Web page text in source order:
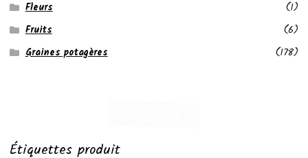
Fleurs
(1)
Fruits
(6)
Graines potagères
(178)
Étiquettes produit